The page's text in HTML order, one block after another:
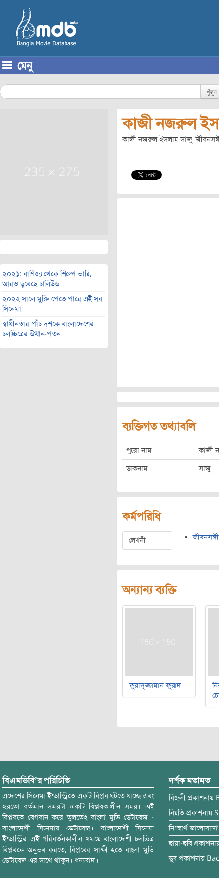
মেনু
খুঁজুন
২০২১: বাণিজ্য থেকে শিল্পে ভারি,
আরও ডুবেছে ঢালিউড
২০২২ সালে মুক্তি পেতে পারে এই সব
সিনেমা
স্বাধীনতার পাঁচ দশকে বাংলাদেশের
চলচ্চিত্রের উত্থান-পতন
কাজী নজরুল
কাজী নজরুল ইসলাম সাজু
ব্যক্তিগত তথ্যাবলি
পুরো নাম কাজী
ডাকনাম সাজু
কর্মপরিধি
লেখনী জীবনসঙ্গী
অন্যান্য ব্যক্তি
ফুয়াদুজ্জামান ফুয়াদ
বিএমডিবি’র পরিচিতি
এদেশের সিনেমা ইন্ডাস্ট্রিতে একটি বিপ্লব ঘটতে যাচ্ছে এবং
হয়তো বর্তমান সময়টা একটি বিপ্লবকালীন সময়। এই
বিপ্লবকে বেগবান করে তুলতেই বাংলা মুভি ডেটাবেজ -
বাংলাদেশী সিনেমার ডেটাবেজ। বাংলাদেশী সিনেমা
ইন্ডাস্ট্রির এই পরিবর্তনকালীন সময়ে বাংলাদেশী চলচ্চিত্র
বিপ্লবকে অনুভব করতে, বিপ্লবের সাক্ষী হতে বাংলা মুভি
ডেটাবেজ এর সাথে থাকুন। ধন্যবাদ।
দর্শক মতামত
বিজলী প্রকাশনায়
নিয়তি প্রকাশনায়
নিঃস্বার্থ ভালোবাসা
ছায়া-ছবি
ডুব প্রকাশনায়